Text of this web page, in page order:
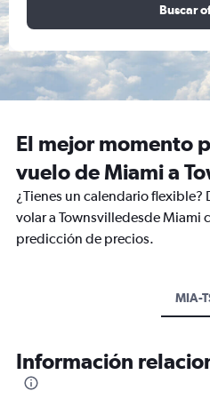
Buscar
El mejor momento
vuelo de Miami a
¿Tienes un calendario flexible?
volar a Townsvilledesde Miami
predicción de precios.
MIA-
Información